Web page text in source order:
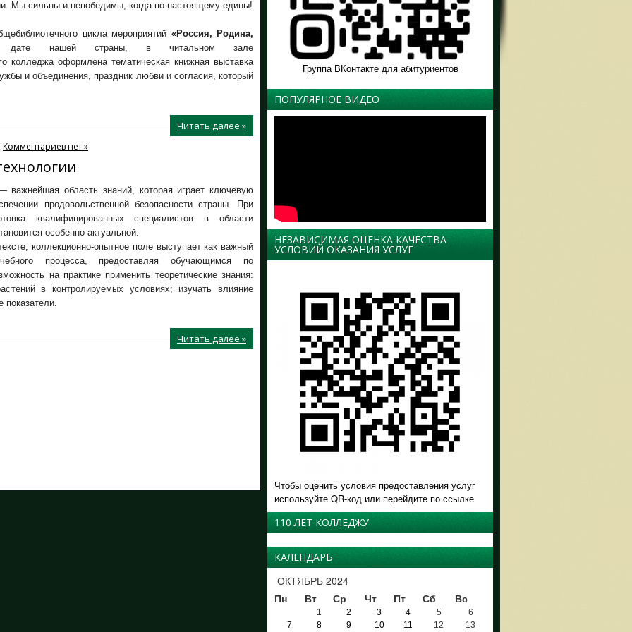
Мы сильны и непобедимы, когда по-настоящему едины!
цикла мероприятий «Россия, Родина,
дате нашей страны, в читальном зале
колледжа оформлена тематическая книжная выставка
и объединения, праздник любви и согласия, который
Читать далее »
Комментариев нет »
важнейшая область знаний, которая играет ключевую
продовольственной безопасности страны. При
квалифицированных специалистов в области
особенно актуальной.
коллекционно-опытное поле выступает как важный
процесса, предоставляя обучающимся по
на практике применить теоретические знания:
в контролируемых условиях; изучать влияние
показатели.
Читать далее »
Группа ВКонтакте для абитуриентов
ПОПУЛЯРНОЕ ВИДЕО
НЕЗАВИСИМАЯ ОЦЕНКА КАЧЕСТВА
УСЛОВИЙ ОКАЗАНИЯ УСЛУГ
Чтобы оценить условия предоставления услуг
используйте QR-код или перейдите по ссылке
110 ЛЕТ КОЛЛЕДЖУ
КАЛЕНДАРЬ
ОКТЯБРЬ 2024
Пн
Вт Ср Чт Пт Сб Вс
1 2 3 4 5
6
7
8 9 10 11 12 13